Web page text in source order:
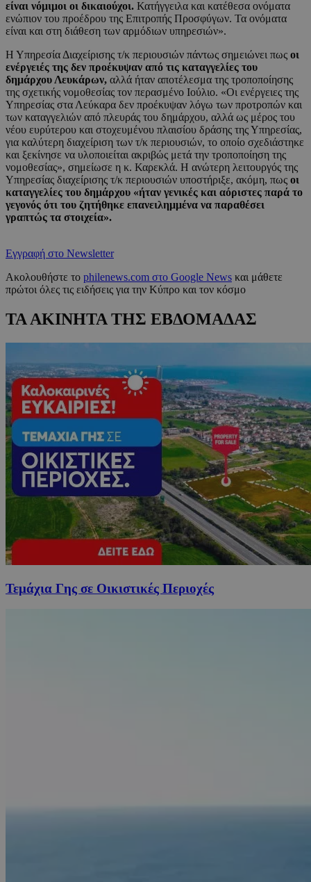
είναι νόμιμοι οι δικαιούχοι. Κατήγγειλα και κατέθεσα ονόματα
ενώπιον του προέδρου της Επιτροπής Προσφύγων. Τα ονόματα
είναι και στη διάθεση των αρμόδιων υπηρεσιών».
Η Υπηρεσία Διαχείρισης τ/κ περιουσιών πάντως σημειώνει πως οι
ενέργειές της δεν προέκυψαν από τις καταγγελίες του
δημάρχου Λευκάρων, αλλά ήταν αποτέλεσμα της τροποποίησης
της σχετικής νομοθεσίας τον περασμένο Ιούλιο. «Οι ενέργειες της
Υπηρεσίας στα Λεύκαρα δεν προέκυψαν λόγω των προτροπών και
των καταγγελιών από πλευράς του δημάρχου, αλλά ως μέρος του
νέου ευρύτερου και στοχευμένου πλαισίου δράσης της Υπηρεσίας,
για καλύτερη διαχείριση των τ/κ περιουσιών, το οποίο σχεδιάστηκε
και ξεκίνησε να υλοποιείται ακριβώς μετά την τροποποίηση της
νομοθεσίας», σημείωσε η κ. Καρεκλά. Η ανώτερη λειτουργός της
Υπηρεσίας διαχείρισης τ/κ περιουσιών υποστήριξε, ακόμη, πως οι
καταγγελίες του δημάρχου «ήταν γενικές και αόριστες παρά το
γεγονός ότι του ζητήθηκε επανειλημμένα να παραθέσει
γραπτώς τα στοιχεία».
Εγγραφή στο Newsletter
Ακολουθήστε το philenews.com στο Google News και μάθετε
πρώτοι όλες τις ειδήσεις για την Κύπρο και τον κόσμο
ΤΑ ΑΚΙΝΗΤΑ ΤΗΣ ΕΒΔΟΜΑΔΑΣ
Τεμάχια Γης σε Οικιστικές Περιοχές